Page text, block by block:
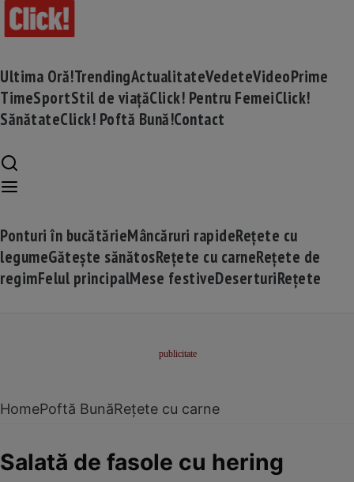
Ultima Oră!TrendingActualitateVedeteVideoPrime
TimeSportStil de viațăClick! Pentru FemeiClick!
SănătateClick! Poftă Bună!Contact
Ponturi în bucătărieMâncăruri rapideRețete cu
legumeGătește sănătosRețete cu carneRețete de
regimFelul principalMese festiveDeserturiRețete
HomePoftă BunăRețete cu carne
Salată de fasole cu hering